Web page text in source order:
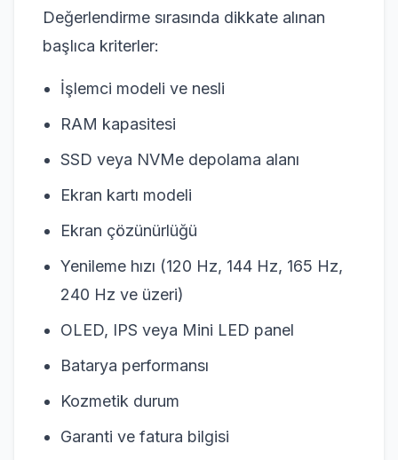
Değerlendirme sırasında dikkate alınan
başlıca kriterler:
İşlemci modeli ve nesli
RAM kapasitesi
SSD veya NVMe depolama alanı
Ekran kartı modeli
Ekran çözünürlüğü
Yenileme hızı (120 Hz, 144 Hz, 165 Hz,
240 Hz ve üzeri)
OLED, IPS veya Mini LED panel
Batarya performansı
Kozmetik durum
Garanti ve fatura bilgisi